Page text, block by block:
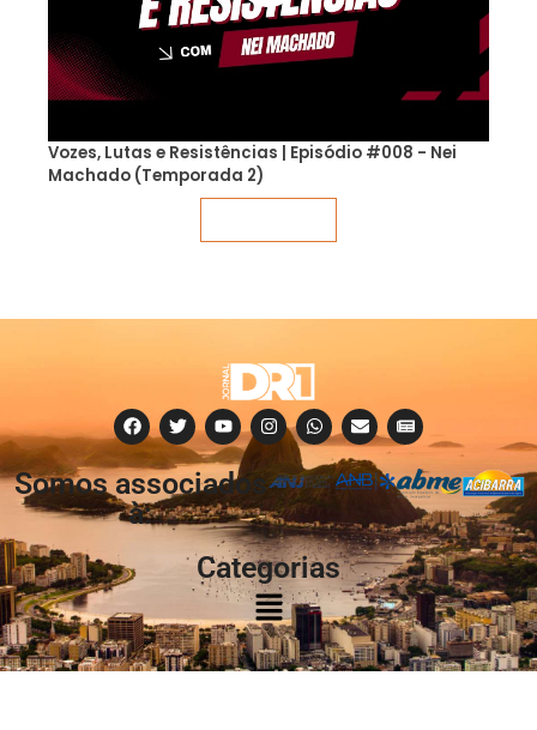
Vozes, Lutas e Resistências | Episódio #008 - Nei
Machado (Temporada 2)
Somos associados
à:
Categorias